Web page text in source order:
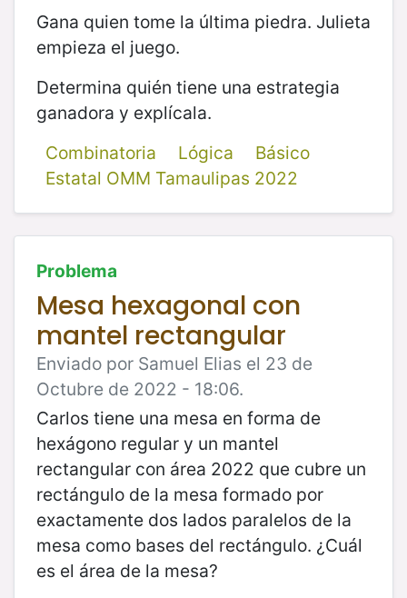
Gana quien tome la última piedra. Julieta
empieza el juego.
Determina quién tiene una estrategia
ganadora y explícala.
Combinatoria
Lógica
Básico
Estatal OMM Tamaulipas 2022
Problema
Mesa hexagonal con
mantel rectangular
Enviado por Samuel Elias el 23 de
Octubre de 2022 - 18:06.
Carlos tiene una mesa en forma de
hexágono regular y un mantel
rectangular con área 2022 que cubre un
rectángulo de la mesa formado por
exactamente dos lados paralelos de la
mesa como bases del rectángulo. ¿Cuál
es el área de la mesa?